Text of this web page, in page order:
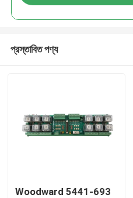
প্রস্তাবিত পণ্য
Woodward 5441-693